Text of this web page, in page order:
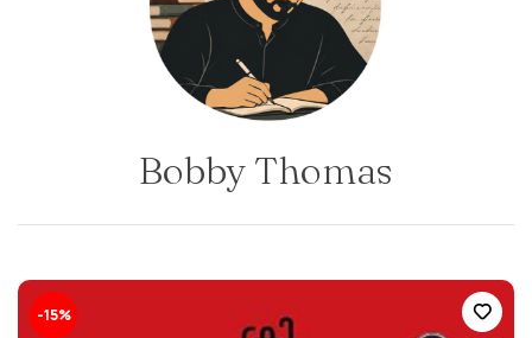
Bobby Thomas
-15%